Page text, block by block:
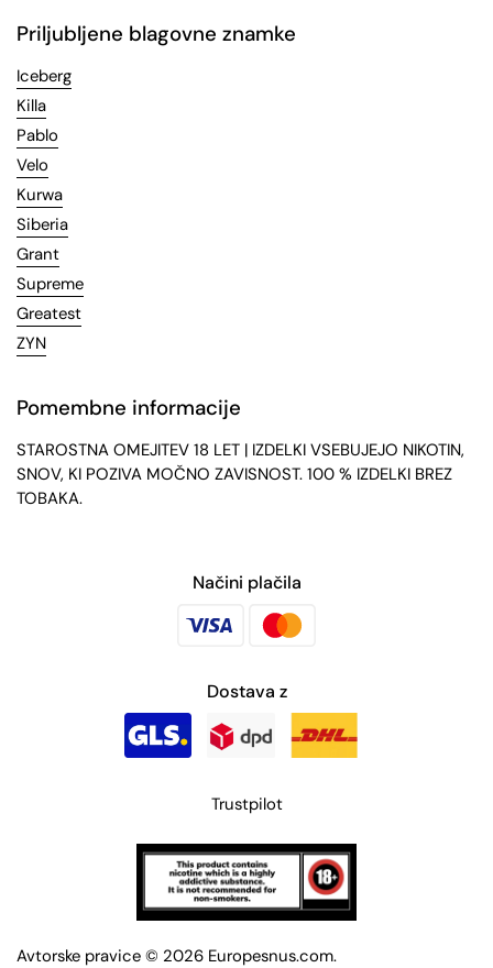
Priljubljene blagovne znamke
Iceberg
Killa
Pablo
Velo
Kurwa
Siberia
Grant
Supreme
Greatest
ZYN
Pomembne informacije
STAROSTNA OMEJITEV 18 LET | IZDELKI VSEBUJEJO NIKOTIN,
SNOV, KI POZIVA MOČNO ZAVISNOST. 100 % IZDELKI BREZ
TOBAKA.
Načini plačila
Dostava z
Trustpilot
Avtorske pravice © 2026 Europesnus.com.